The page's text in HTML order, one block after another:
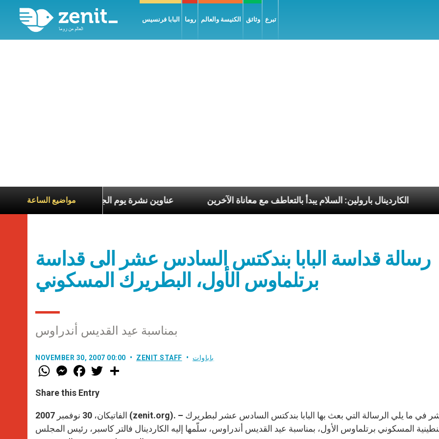
البابا فرنسيس روما الكنيسة والعالم وثائق تبرع
مواضيع الساعة
عناوين نشرة يوم الجمعة 7 آب 2026: السلام يُبنى بصبر يومًا بعد يوم الكاردينال بارولين: السلام يبدأ بالتعاطف مع معاناة الآخرين الرسوليّة
رسالة قداسة البابا بندكتس السادس عشر الى قداسة
برتلماوس الأول، البطريرك المسكوني
بمناسبة عيد القديس أندراوس
NOVEMBER 30, 2007 00:00 ZENIT STAFF باباوات
W
h
t
s
p
p
M
e
s
e
g
e
r
F
a
e
b
o
k
w
r
Share this Entry
الفاتيكان، 30 نوفمبر 2007 (zenit.org). – ننشر في ما يلي الرسالة التي بعث بها البابا بندكتس السادس عشر لبطريرك
المسكوني برتلماوس الأول، بمناسبة عيد القديس أندراوس، سلّمها إليه الكاردينال فالتر كاسبر، رئيس المجلس